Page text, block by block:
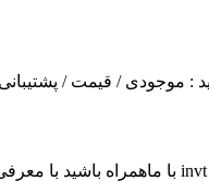
: موجودی / قیمت / پشتیبانی